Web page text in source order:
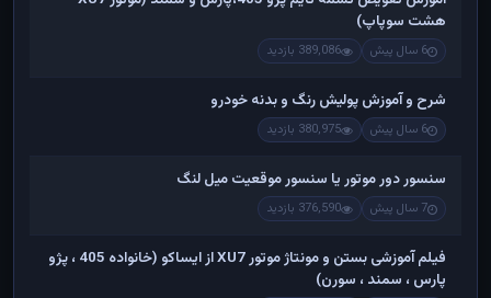
هشت سوپاپ)
6 سال پیش 389,086 بازدید
شرح و آموزش پولیش رنگ و بدنه خودرو
6 سال پیش 380,975 بازدید
سنسور دور موتور یا سنسور موقعیت میل لنگ
7 سال پیش 376,590 بازدید
فیلم آموزشی بستن و مونتاژ موتور XU7 از ایساکو (خانواده 405 ، پژو
پارس ، سمند ، سورن)